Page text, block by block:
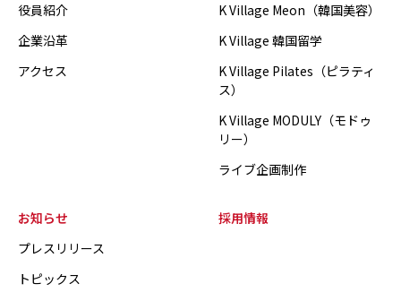
役員紹介
企業沿革
アクセス
K Village Meon（韓国美容）
K Village 韓国留学
K Village Pilates（ピラティ
ス）
K Village MODULY（モドゥ
リー）
ライブ企画制作
お知らせ
プレスリリース
トピックス
採用情報